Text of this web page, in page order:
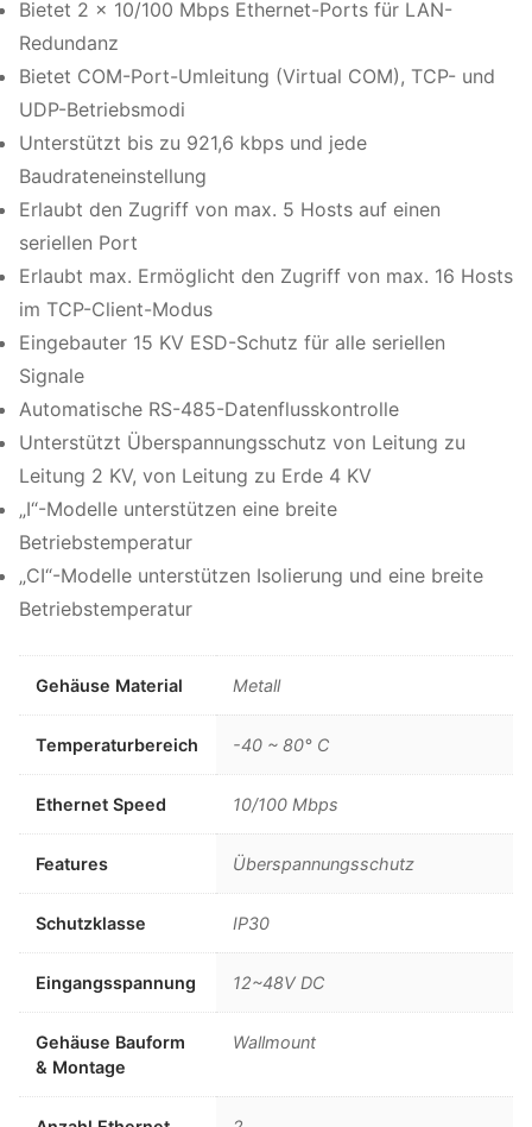
Bietet 2 x 10/100 Mbps Ethernet-Ports für LAN-
Redundanz
Bietet COM-Port-Umleitung (Virtual COM), TCP- und
UDP-Betriebsmodi
Unterstützt bis zu 921,6 kbps und jede
Baudrateneinstellung
Erlaubt den Zugriff von max. 5 Hosts auf einen
seriellen Port
Erlaubt max. Ermöglicht den Zugriff von max. 16 Hosts
im TCP-Client-Modus
Eingebauter 15 KV ESD-Schutz für alle seriellen
Signale
Automatische RS-485-Datenflusskontrolle
Unterstützt Überspannungsschutz von Leitung zu
Leitung 2 KV, von Leitung zu Erde 4 KV
„I“-Modelle unterstützen eine breite
Betriebstemperatur
„CI“-Modelle unterstützen Isolierung und eine breite
Betriebstemperatur
Gehäuse Material Metall
Temperaturbereich -40 ~ 80° C
Ethernet Speed 10/100 Mbps
Features Überspannungsschutz
Schutzklasse IP30
Eingangsspannung 12~48V DC
Gehäuse Bauform
& Montage
Wallmount